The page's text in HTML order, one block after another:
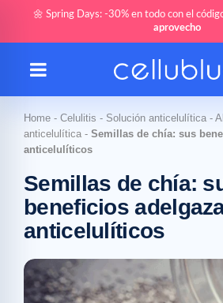
🌼 Spring Days: -30% en todo con el
aprovecho
Home - Celulitis - Solución anticelulítica -
anticelulítica - Semillas de chía: sus
anticelulíticos
Semillas de chía:
beneficios
anticelulíticos